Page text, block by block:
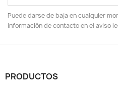
Puede darse de baja en cualquier
información de contacto en el aviso
PRODUCTOS